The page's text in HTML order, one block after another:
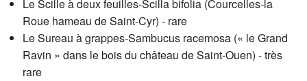
Le Scille à deux feuilles-Scilla bifolia (Courcelles-la
Roue hameau de Saint-Cyr) - rare
Le Sureau à grappes-Sambucus racemosa (« le Grand
Ravin » dans le bois du château de Saint-Ouen) - très
rare